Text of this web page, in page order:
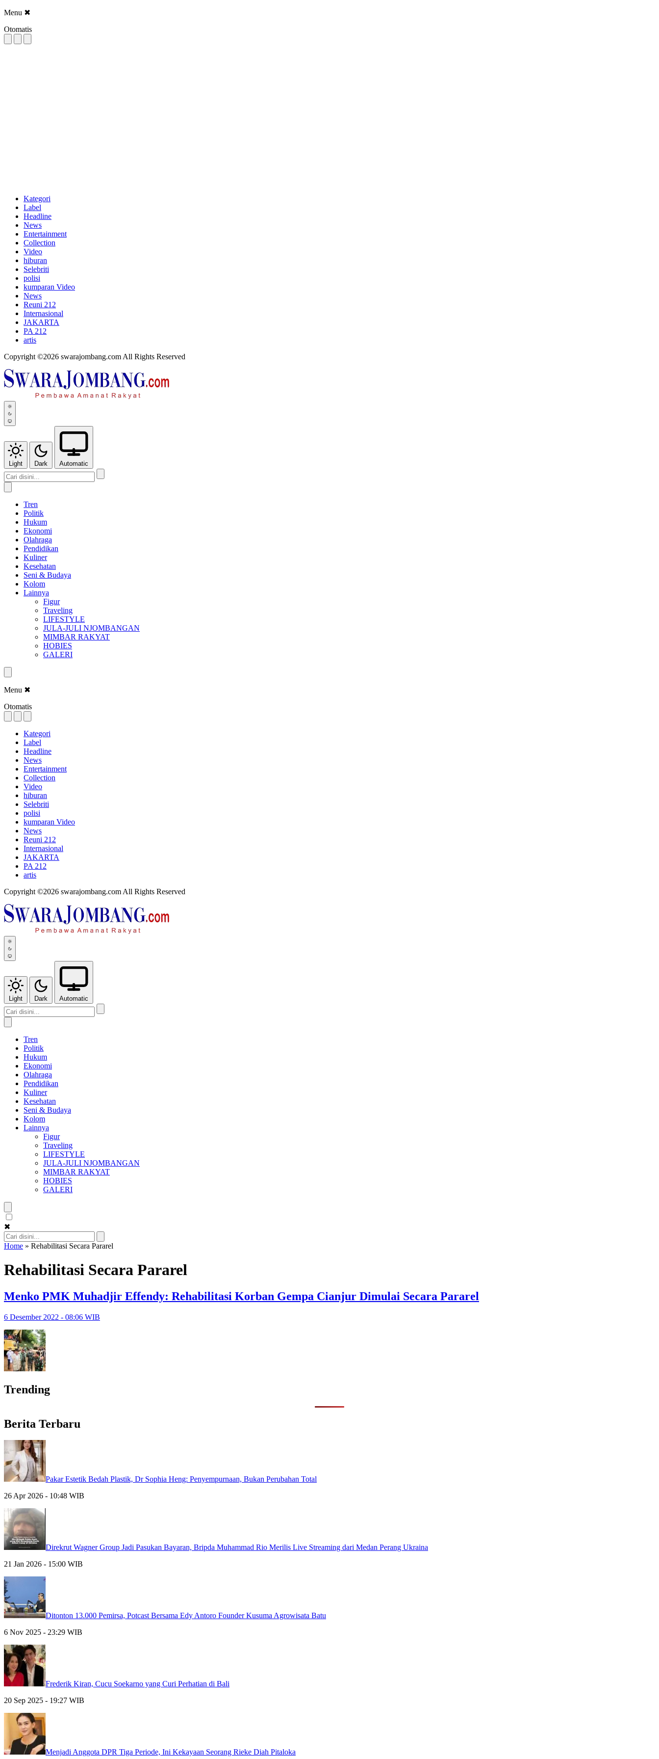
Menu ✖
Otomatis
Kategori
Label
Headline
News
Entertainment
Collection
Video
hiburan
Selebriti
polisi
kumparan Video
News
Reuni 212
Internasional
JAKARTA
PA 212
artis
Copyright ©2026 swarajombang.com All Rights Reserved
Light Dark Automatic
Tren
Politik
Hukum
Ekonomi
Olahraga
Pendidikan
Kuliner
Kesehatan
Seni & Budaya
Kolom
Lainnya
Figur
Traveling
LIFESTYLE
JULA-JULI NJOMBANGAN
MIMBAR RAKYAT
HOBIES
GALERI
Menu ✖
Otomatis
Kategori
Label
Headline
News
Entertainment
Collection
Video
hiburan
Selebriti
polisi
kumparan Video
News
Reuni 212
Internasional
JAKARTA
PA 212
artis
Copyright ©2026 swarajombang.com All Rights Reserved
Light Dark Automatic
Tren
Politik
Hukum
Ekonomi
Olahraga
Pendidikan
Kuliner
Kesehatan
Seni & Budaya
Kolom
Lainnya
Figur
Traveling
LIFESTYLE
JULA-JULI NJOMBANGAN
MIMBAR RAKYAT
HOBIES
GALERI
✖
Home » Rehabilitasi Secara Pararel
Rehabilitasi Secara Pararel
Menko PMK Muhadjir Effendy: Rehabilitasi Korban Gempa Cianjur Dimulai Secara Pararel
6 Desember 2022 - 08:06 WIB
Trending
Berita Terbaru
Pakar Estetik Bedah Plastik, Dr Sophia Heng: Penyempurnaan, Bukan Perubahan Total
26 Apr 2026 - 10:48 WIB
Direkrut Wagner Group Jadi Pasukan Bayaran, Bripda Muhammad Rio Merilis Live Streaming dari Medan Perang Ukraina
21 Jan 2026 - 15:00 WIB
Ditonton 13.000 Pemirsa, Potcast Bersama Edy Antoro Founder Kusuma Agrowisata Batu
6 Nov 2025 - 23:29 WIB
Frederik Kiran, Cucu Soekarno yang Curi Perhatian di Bali
20 Sep 2025 - 19:27 WIB
Menjadi Anggota DPR Tiga Periode, Ini Kekayaan Seorang Rieke Diah Pitaloka